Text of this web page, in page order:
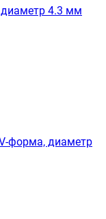
диаметр 4.3 мм
форма, диаметр